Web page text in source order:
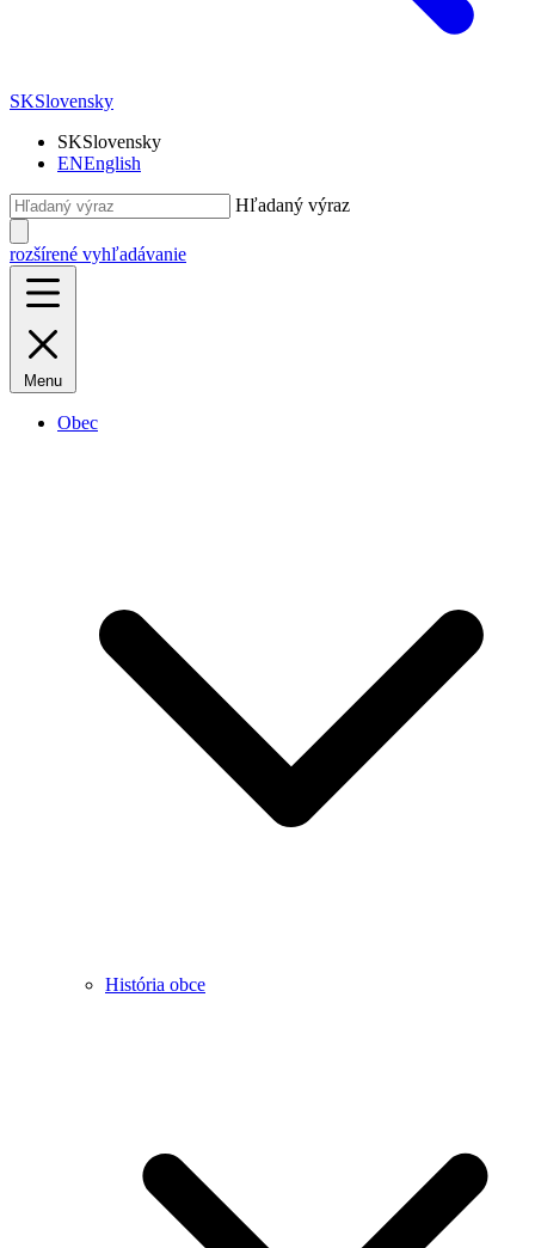
SKSlovensky
SKSlovensky
ENEnglish
Hľadaný výraz
rozšírené vyhľadávanie
Menu
Obec
História obce